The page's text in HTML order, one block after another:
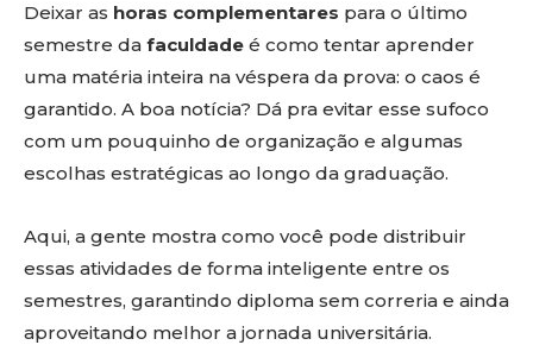
Deixar as horas complementares para o último
semestre da faculdade é como tentar aprender
uma matéria inteira na véspera da prova: o caos é
garantido. A boa notícia? Dá pra evitar esse sufoco
com um pouquinho de organização e algumas
escolhas estratégicas ao longo da graduação.
Aqui, a gente mostra como você pode distribuir
essas atividades de forma inteligente entre os
semestres, garantindo diploma sem correria e ainda
aproveitando melhor a jornada universitária.